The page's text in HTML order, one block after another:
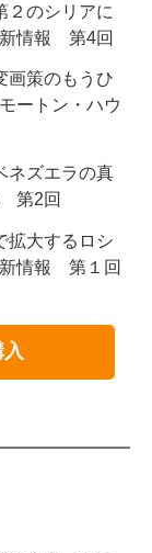
のシリアに
新情報 第4回
策のもうひ
ートン・ハウ
ズエラの真
第2回
大するロシ
新情報 第１回